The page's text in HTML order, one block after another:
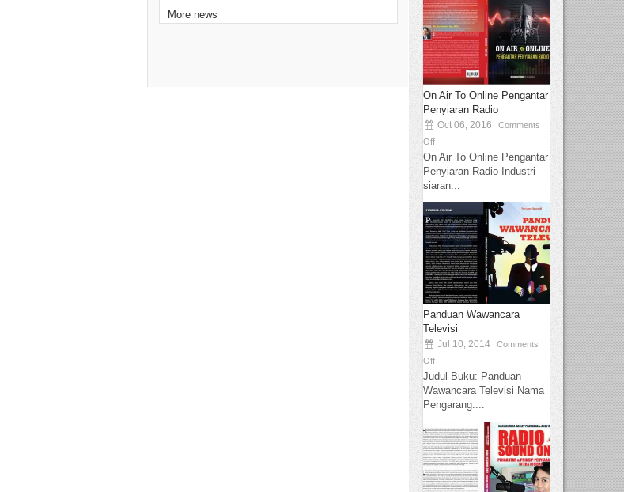
More news
On Air To Online Pengantar
Penyiaran Radio
Oct 06, 2016
Comments
Off
On Air To Online Pengantar
Penyiaran Radio Industri
siaran...
Panduan Wawancara
Televisi
Jul 10, 2014
Comments
Off
Judul Buku: Panduan
Wawancara Televisi Nama
Pengarang:...